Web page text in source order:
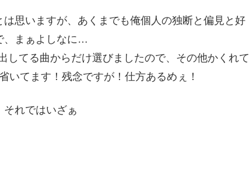
思いますが、あくまでも俺個人の独断と偏見と好
、まぁよしなに…
してる曲からだけ選びましたので、その他かくれて
てます！残念ですが！仕方あるめぇ！
れではいざぁ